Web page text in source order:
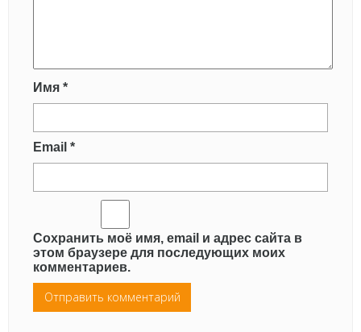
Имя *
Email *
Сохранить моё имя, email и адрес сайта в
этом браузере для последующих моих
комментариев.